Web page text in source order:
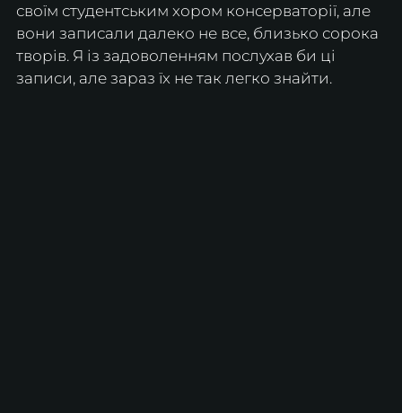
своїм студентським хором консерваторії, але
вони записали далеко не все, близько сорока
творів. Я із задоволенням послухав би ці
записи, але зараз їх не так легко знайти.